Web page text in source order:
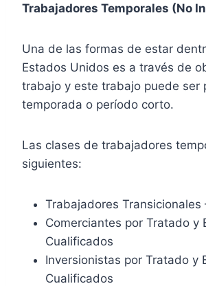
Trabajadores Temporales (No
Una de las formas de estar
Estados Unidos es a través de
trabajo y este trabajo puede ser
temporada o período corto.
Las clases de trabajadores
siguientes:
Trabajadores Transicionales
Comerciantes por Tratado y
Cualificados
Inversionistas por Tratado y
Cualificados